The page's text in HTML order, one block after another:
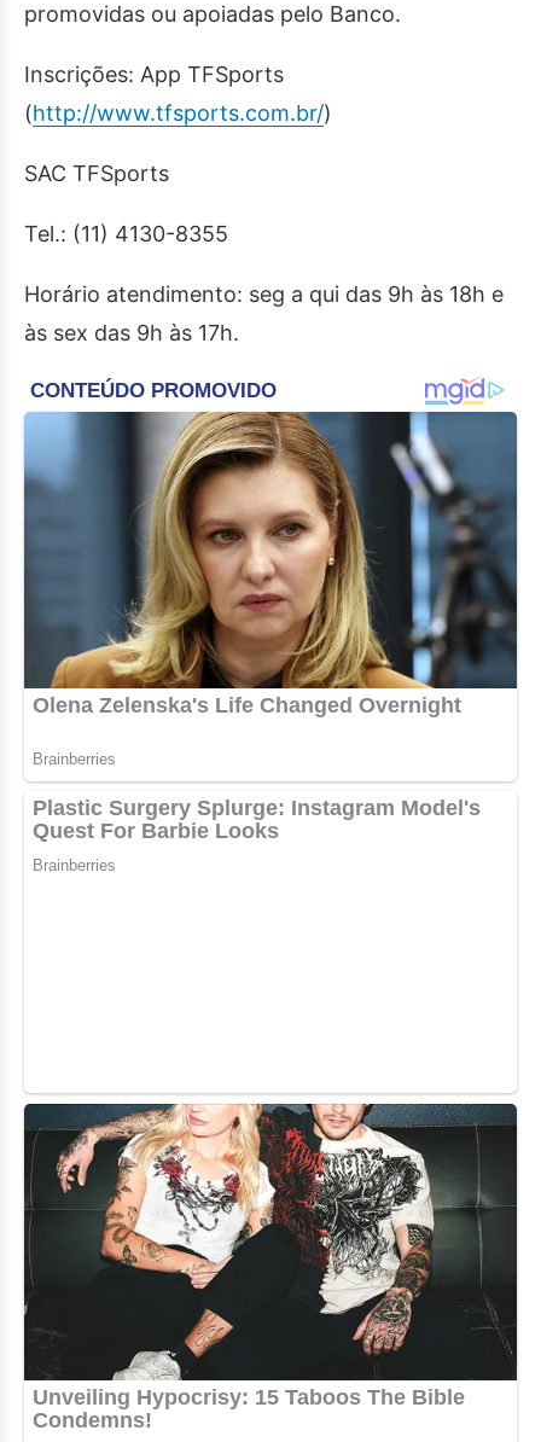
promovidas ou apoiadas pelo Banco.
Inscrições: App TFSports
(http://www.tfsports.com.br/)
SAC TFSports
Tel.: (11) 4130-8355
Horário atendimento: seg a qui das 9h às 18h e
às sex das 9h às 17h.